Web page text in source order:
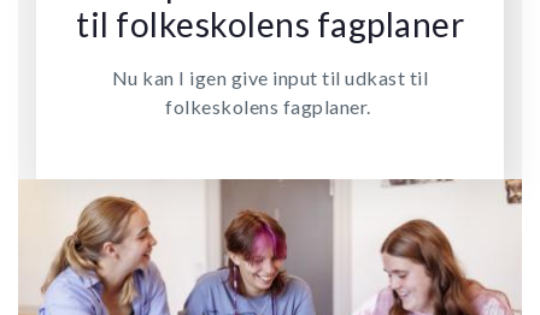
til folkeskolens fagplaner
Nu kan I igen give input til udkast til
folkeskolens fagplaner.